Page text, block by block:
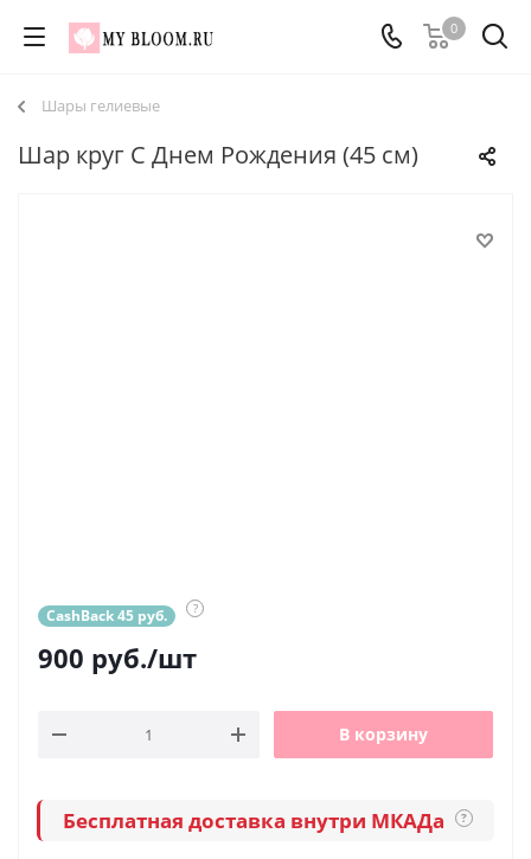
0
Шары гелиевые
Шар круг С Днем Рождения (45 см)
CashBack 45 руб. ?
900 руб./шт
В корзину
Бесплатная доставка внутри МКАДа ?